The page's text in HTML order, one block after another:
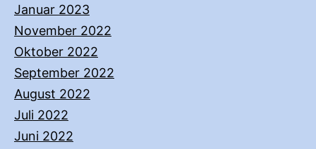
Januar 2023
November 2022
Oktober 2022
September 2022
August 2022
Juli 2022
Juni 2022